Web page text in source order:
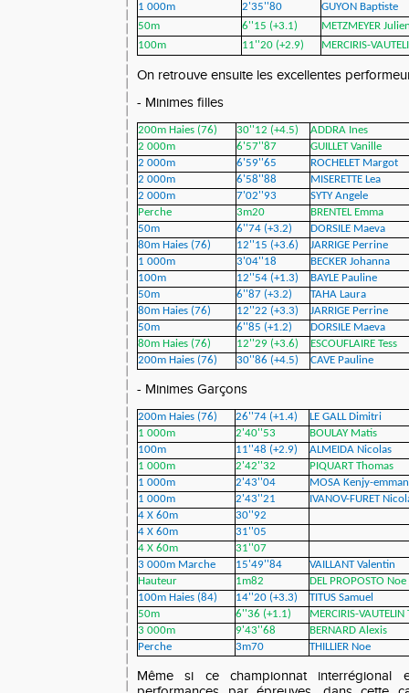
1 000m 2'35''80
GUYON Baptiste
50m
6''15 (+3.1)
METZMEYER
100m
11''20 (+2.9) MERCIRIS-
On retrouve ensuite les excellentes
- Minimes filles
200m Haies (76) 30''12 (+4.5)
ADDRA Ines
2 000m
6'57''87
GUILLET Vanille
2 000m
6'59''65
ROCHELET Margot
2 000m
6'58''88
MISERETTE Lea
2 000m
7'02''93
SYTY Angele
Perche
3m20
BRENTEL Emma
50m
6''74 (+3.2)
DORSILE Maeva
80m Haies (76)
12''15 (+3.6)
JARRIGE Perrine
1 000m
3'04''18
BECKER Johanna
100m
12''54 (+1.3)
BAYLE Pauline
50m
6''87 (+3.2)
TAHA Laura
80m Haies (76)
12''22 (+3.3)
JARRIGE Perrine
50m
6''85 (+1.2)
DORSILE Maeva
80m Haies (76)
12''29 (+3.6)
ESCOUFLAIRE Tess
200m Haies (76)
30''86 (+4.5) CAVE Pauline
- Minimes Garçons
200m Haies (76) 26''74 (+1.4)
LE GALL Dimitri
1 000m
2'40''53
BOULAY Matis
100m
11''48 (+2.9)
ALMEIDA Nicolas
1 000m
2'42''32
PIQUART Thomas
1 000m
2'43''04
MOSA Kenjy-
1 000m
2'43''21
IVANOV-FURET
4 X 60m
30''92
4 X 60m
31''05
4 X 60m
31''07
3 000m Marche
15'49''84
VAILLANT Valentin
Hauteur
1m82
DEL PROPOSTO Noe
100m Haies (84)
14''20 (+3.3)
TITUS Samuel
50m
6''36 (+1.1)
MERCIRIS-VAUTELIN
3 000m
9'43''68
BERNARD Alexis
Perche
3m70 THILLIER Noe
Même si ce championnat